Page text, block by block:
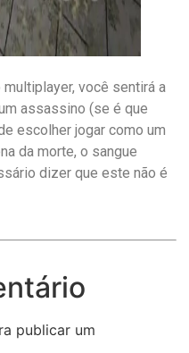
você sentirá a
assassino (se é que
escolher jogar como um
da morte, o sangue
dizer que este não é
publicar um